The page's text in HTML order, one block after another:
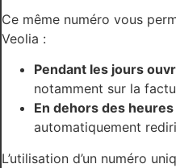
Ce même numéro vous
Veolia :
Pendant les jours
notamment sur la
En dehors des
automatiquement
L’utilisation d’un numéro